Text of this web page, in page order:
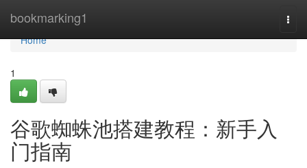
bookmarking1
Home
Home
1
谷歌蜘蛛池搭建教程：新手入
门指南